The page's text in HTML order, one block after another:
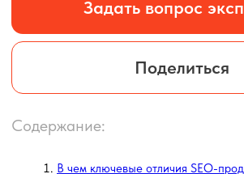
Технические факторы ранжирования в Яндексе
Скорость загрузки страниц сайта и Core Web Vitals —
адаптация под стандарты Яндекса
Внешние факторы и ссылочное продвижение в Яндекс
Использование сервисов Яндекса для комплексного
Какой можно сделать вывод?